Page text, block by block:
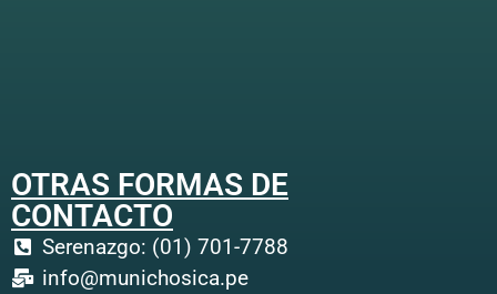
OTRAS FORMAS DE
CONTACTO
Serenazgo: (01) 701-7788
info@munichosica.pe